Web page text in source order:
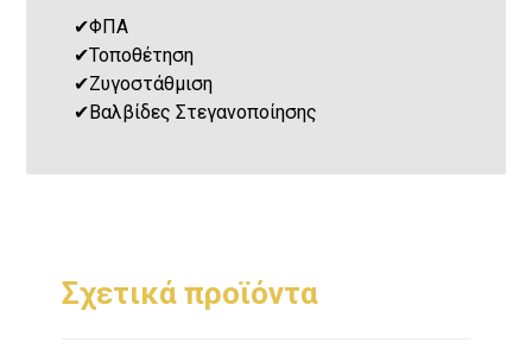
✔ΦΠΑ
✔Τοποθέτηση
✔Ζυγοστάθμιση
✔Βαλβίδες Στεγανοποίησης
Σχετικά προϊόντα